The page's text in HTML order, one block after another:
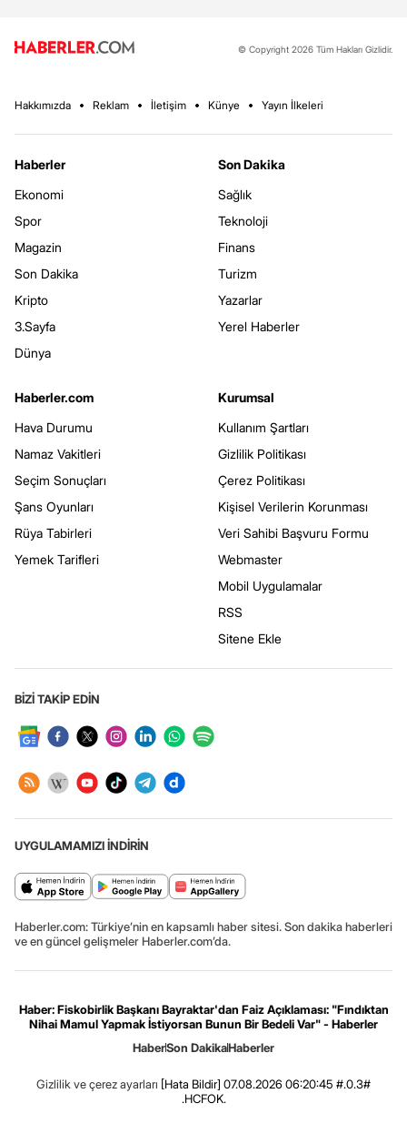
© Copyright 2026 Tüm Hakları Gizlidir.
Hakkımızda Reklam İletişim Künye Yayın İlkeleri
Haberler
Ekonomi
Spor
Magazin
Son Dakika
Kripto
3.Sayfa
Dünya
Son Dakika
Sağlık
Teknoloji
Finans
Turizm
Yazarlar
Yerel Haberler
Haberler.com
Hava Durumu
Namaz Vakitleri
Seçim Sonuçları
Şans Oyunları
Rüya Tabirleri
Yemek Tarifleri
Kurumsal
Kullanım Şartları
Gizlilik Politikası
Çerez Politikası
Kişisel Verilerin Korunması
Veri Sahibi Başvuru Formu
Webmaster
Mobil Uygulamalar
RSS
Sitene Ekle
BİZİ TAKİP EDİN
UYGULAMAMIZI İNDİRİN
Haberler.com: Türkiye’nin en kapsamlı haber sitesi. Son dakika haberleri
ve en güncel gelişmeler Haberler.com’da.
Haber: Fiskobirlik Başkanı Bayraktar'dan Faiz Açıklaması: "Fındıktan
Nihai Mamul Yapmak İstiyorsan Bunun Bir Bedeli Var" - Haberler
HaberSon DakikaHaberler
Gizlilik ve çerez ayarları [Hata Bildir] 07.08.2026 06:20:45 #.0.3#
.HCFOK.